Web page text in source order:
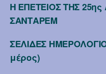
Η ΕΠΕΤΕΙΟΣ ΤΗΣ 25ης
ΣΑΝΤΑΡΕΜ
ΣΕΛΙΔΕΣ
μέρος)